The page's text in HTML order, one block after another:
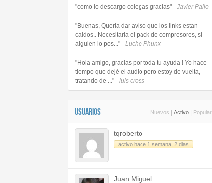
"como lo descargo colegas gracias" - Javier Pallo
"Buenas, Queria dar aviso que los links estan
caidos.. Necesitaria el pack de compresores, si
alguien lo pos..." - Lucho Phunx
"Hola amigo, gracias por toda tu ayuda ! Yo hace
tiempo que dejé el audio pero estoy de vuelta,
tratando de ..." - luis cross
USUARIOS Nuevos Activo Popular
tqroberto
activo hace 1 semana, 2 dias
Juan Miguel